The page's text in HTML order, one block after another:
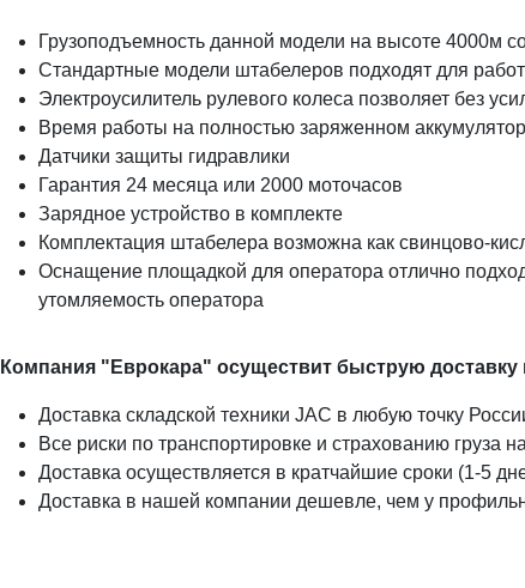
Грузоподъемность данной модели на высоте 4000м
Стандартные модели штабелеров подходят для
Электроусилитель рулевого колеса позволяет без
Время работы на полностью заряженном
Датчики защиты гидравлики
Гарантия 24 месяца или 2000 моточасов
Зарядное устройство в комплекте
Комплектация штабелера возможна как свинцово-
Оснащение площадкой для оператора отлично
утомляемость оператора
Компания "Еврокара" осуществит быструю
Доставка складской техники JAC в любую точку
Все риски по транспортировке и страхованию груза
Доставка осуществляется в кратчайшие сроки (1-5
Доставка в нашей компании дешевле, чем у